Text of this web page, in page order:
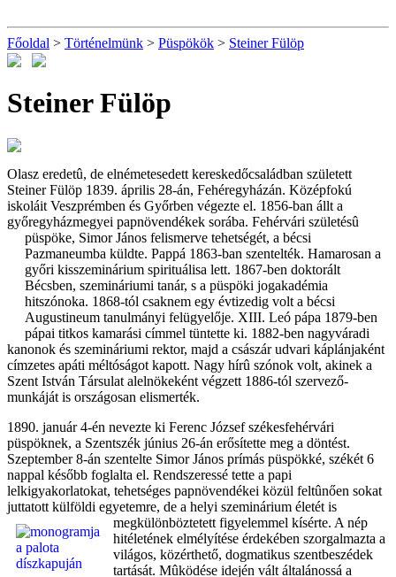
Főoldal > Történelmünk > Püspökök > Steiner Fülöp
Steiner Fülöp
Olasz eredetû, de elnémetesedett kereskedőcsaládban született
Steiner Fülöp 1839. április 28-án, Fehéregyházán. Középfokú
iskoláit Veszprémben és Győrben végezte el. 1856-ban állt a
győregyházmegyei papnövendékek sorába. Fehérvári születésû
püspöke, Simor János felismerve tehetségét, a bécsi
Pazmaneumba küldte. Pappá 1863-ban szentelték. Hamarosan a
győri kisszeminárium spirituálisa lett. 1867-ben doktorált
Bécsben, szemináriumi tanár, s a püspöki jogakadémia
hitszónoka. 1868-tól csaknem egy évtizedig volt a bécsi
Augustineum tanulmányi felügyelője. XIII. Leó pápa 1879-ben
pápai titkos kamarási címmel tüntette ki. 1882-ben nagyváradi
kanonok és szemináriumi rektor, majd a császár udvari káplánjaként
címzetes apáti méltóságot kapott. Nagy hírû szónok volt, akinek a
Szent István Társulat alelnökeként végzett 1886-tól szervező-
munkáját is országosan elismerték.
1890. január 4-én nevezte ki Ferenc József székesfehérvári
püspöknek, a Szentszék június 26-án erősítette meg a döntést.
Szeptember 8-án szentelte Simor János prímás püspökké, székét 6
nappal később foglalta el. Rendszeressé tette a papi
lelkigyakorlatokat, tehetséges papnövendékei közül feltûnően sokat
juttatott külföldi egyetemre, de a helyi szeminárium életét is
megkülönböztetett figyelemmel kísérte. A nép
hitéletének elmélyítése érdekében szorgalmazta a
világos, közérthető, dogmatikus szentbeszédek
tartását. Mûködése idején vált általánossá a